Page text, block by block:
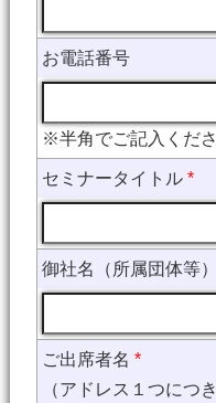
お電話番号
※半角でご記入くださ
セミナータイトル *
御社名（所属団体等）
ご出席者名 *
（アドレス１つにつ